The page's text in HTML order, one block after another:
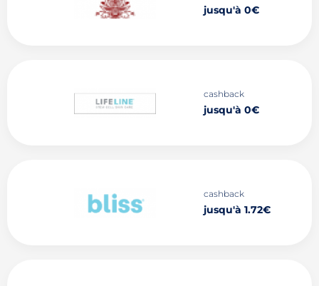
jusqu'à 0€
cashback
jusqu'à 0€
cashback
jusqu'à 1.72€